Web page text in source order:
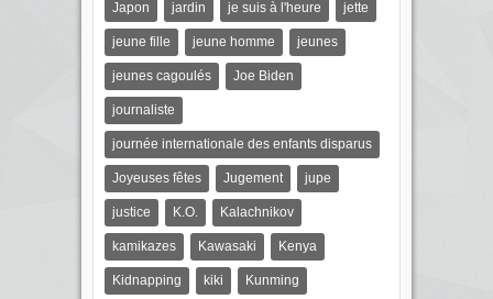
Japon jardin je suis à l'heure jette
jeune fille jeune homme jeunes
jeunes cagoulés Joe Biden
journaliste
journée internationale des enfants disparus
Joyeuses fêtes Jugement jupe
justice K.O. Kalachnikov
kamikazes Kawasaki Kenya
Kidnapping kiki Kunming